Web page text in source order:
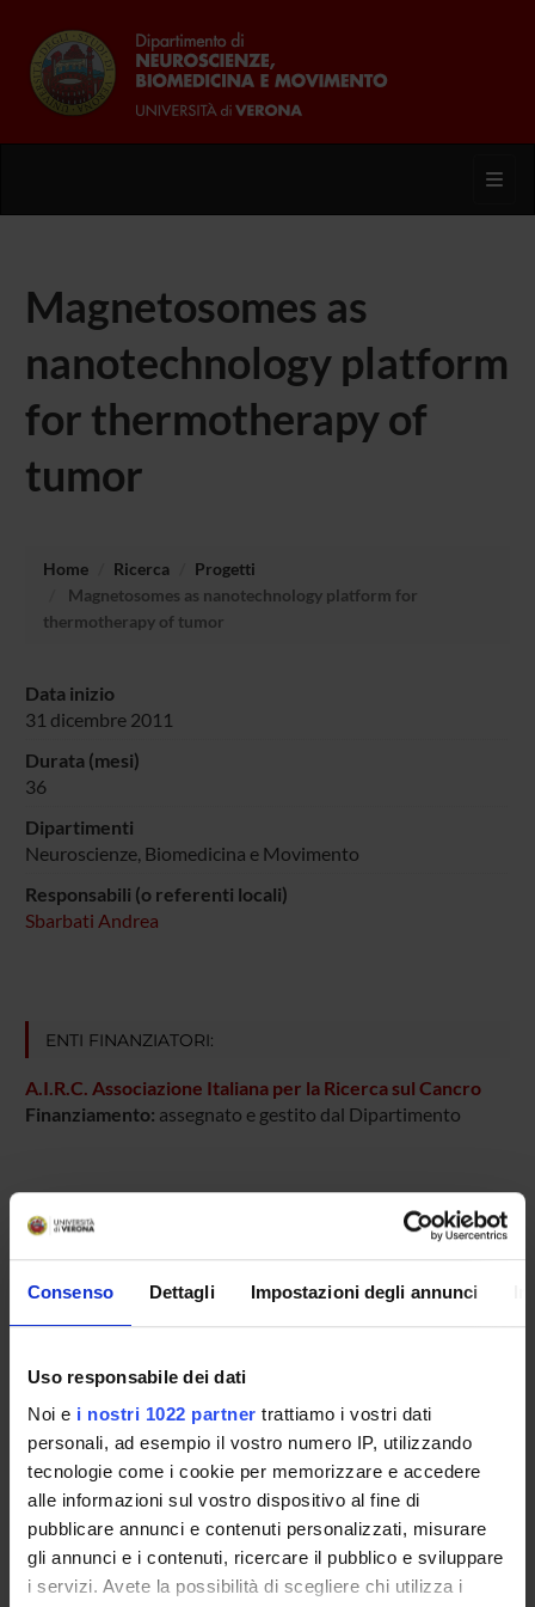
Consenso Dettagli Impostazioni degli annunci
Uso responsabile dei dati
Noi e i nostri 1022 partner trattiamo i vostri dati
personali, ad esempio il vostro numero IP, utilizzando
tecnologie come i cookie per memorizzare e accedere
alle informazioni sul vostro dispositivo al fine di
pubblicare annunci e contenuti personalizzati, misurare
gli annunci e i contenuti, ricercare il pubblico e sviluppare
i servizi. Avete la possibilità di scegliere chi utilizza i
Magnetosomes as
nanotechnology platform
for thermotherapy of
tumor
Home Ricerca
Progetti
Magnetosomes as nanotechnology platform for
thermotherapy of tumor
Data inizio
31 dicembre 2011
Durata (mesi)
36
Dipartimenti
Neuroscienze, Biomedicina e Movimento
Responsabili (o referenti locali)
Sbarbati Andrea
ENTI FINANZIATORI:
A.I.R.C. Associazione Italiana per la Ricerca sul Cancro
Finanziamento: assegnato e gestito dal Dipartimento
PARTECIPANTI AL PROGETTO
Andrea Sbarbati
Professore ordinario
AREE DI RICERCA COINVOLTE DAL PROGETTO
Anatomy & Morphology
SEZIONI
Anatomia e Istologia